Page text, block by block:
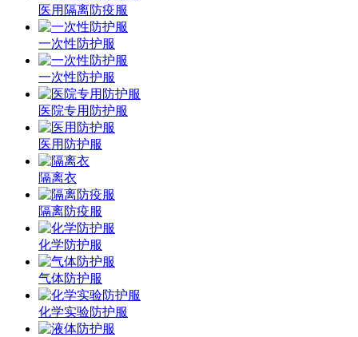
医用隔离防疫服
一次性防护服
一次性防护服
医院专用防护服
医用防护服
隔离衣
隔离防疫服
化学防护服
气体防护服
化学实验防护服